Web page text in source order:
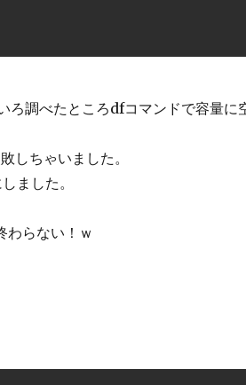
ろ調べたところdfコマンドで容量
しちゃいました。
ました。
わらない！ｗ